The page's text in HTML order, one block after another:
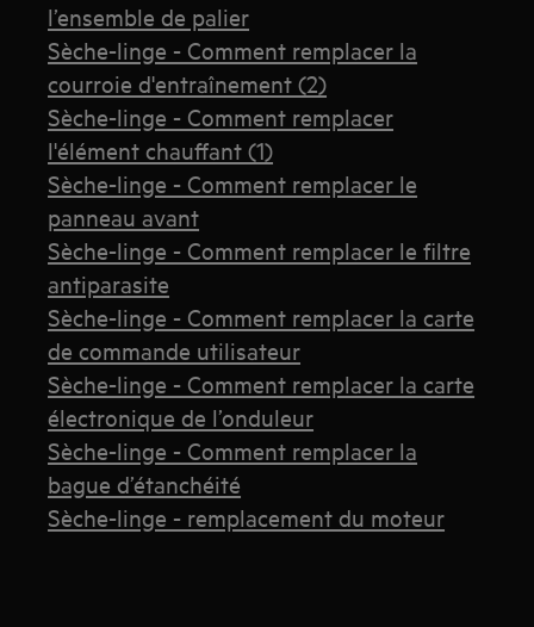
l’ensemble de palier
Sèche-linge - Comment remplacer la
courroie d'entraînement (2)
Sèche-linge - Comment remplacer
l'élément chauffant (1)
Sèche-linge - Comment remplacer le
panneau avant
Sèche-linge - Comment remplacer le filtre
antiparasite
Sèche-linge - Comment remplacer la carte
de commande utilisateur
Sèche-linge - Comment remplacer la carte
électronique de l’onduleur
Sèche-linge - Comment remplacer la
bague d’étanchéité
Sèche-linge - remplacement du moteur